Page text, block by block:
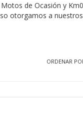
de Ocasión y
otorgamos a
ORDENAR